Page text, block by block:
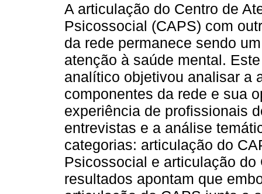
A articulação do Centro de
Psicossocial (CAPS) com
da rede permanece sendo
atenção à saúde mental.
analítico objetivou analisar a
componentes da rede e sua
experiência de profissionais
entrevistas e a análise
categorias: articulação do
Psicossocial e articulação
resultados apontam que